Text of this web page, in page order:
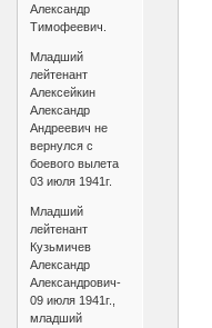
Александр
Тимофеевич.
Младший
лейтенант
Алексейкин
Александр
Андреевич не
вернулся с
боевого вылета
03 июля 1941г.
Младший
лейтенант
Кузьмичев
Александр
Александрович-
09 июля 1941г.,
младший